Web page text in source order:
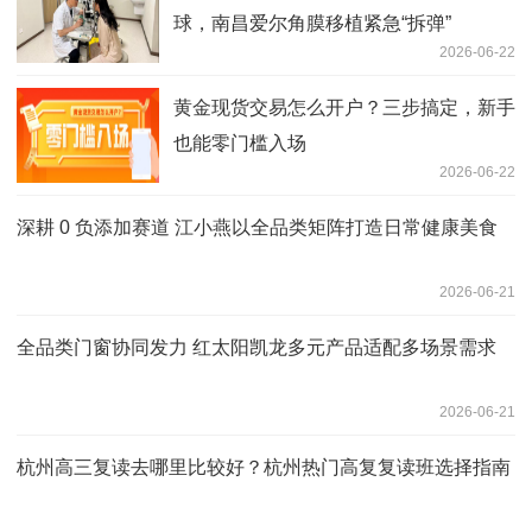
球，南昌爱尔角膜移植紧急“拆弹”
2026-06-22
黄金现货交易怎么开户？三步搞定，新手
也能零门槛入场
2026-06-22
深耕 0 负添加赛道 江小燕以全品类矩阵打造日常健康美食
2026-06-21
全品类门窗协同发力 红太阳凯龙多元产品适配多场景需求
2026-06-21
杭州高三复读去哪里比较好？杭州热门高复复读班选择指南